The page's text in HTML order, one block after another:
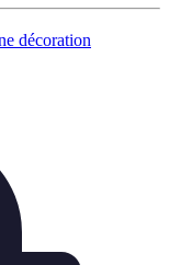
décoration